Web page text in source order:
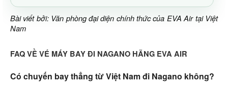
Bài viết bởi: Văn phòng đại diện chính thức của EVA Air tại Việt
Nam
FAQ VỀ VÉ MÁY BAY ĐI NAGANO HÃNG EVA AIR
Có chuyến bay thẳng từ Việt Nam đi Nagano không?